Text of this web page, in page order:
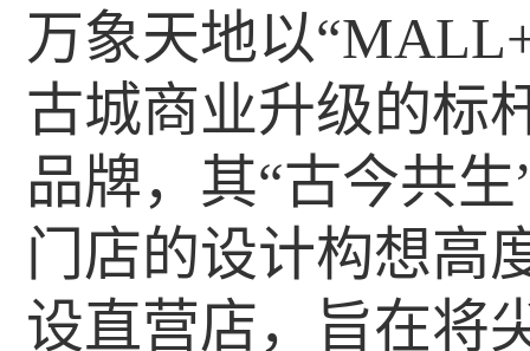
万象天地以
古城商业升级的标
品牌，其“古今共
门店的设计构想高
设直营店，旨在将